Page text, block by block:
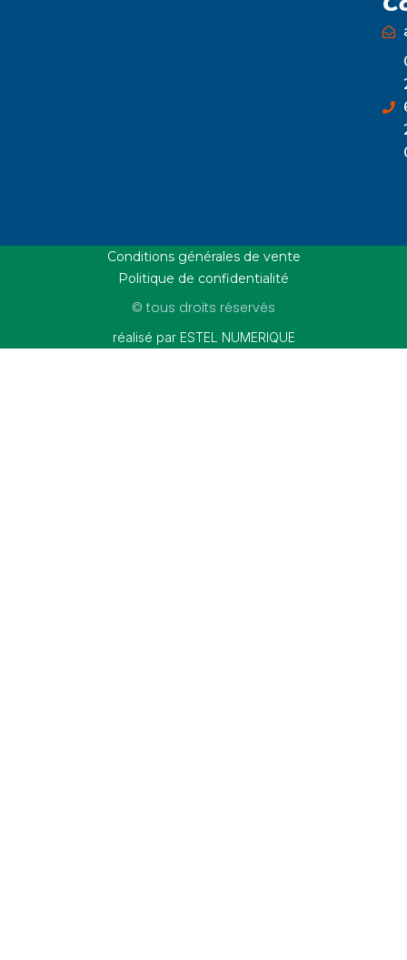
Conditions générales de vente
Politique de confidentialité
© tous droits réservés
réalisé par ESTEL NUMERIQUE